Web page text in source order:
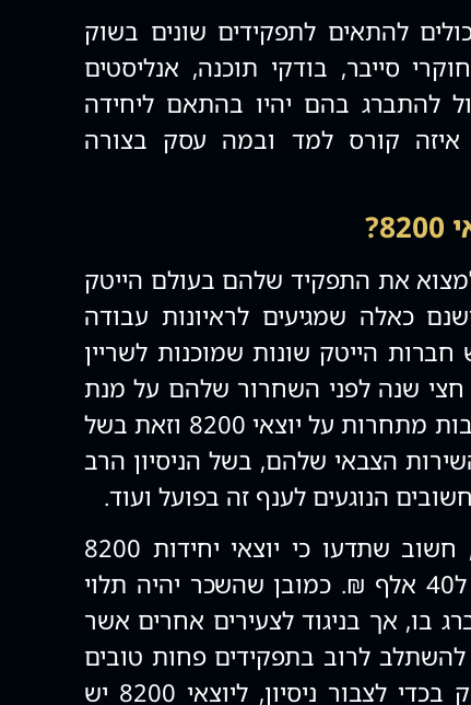
אשר שירתו ב8200 יכולים להתאים לתפקידים שונים בשוק
סייבר, בודקי תוכנה, אנליסטים
להתברג בהם יהיו בהתאם ליחידה
שירת ב8200 וכן איזה קורס למד ובמה עסק בצורה
מצליחים למצוא את התפקיד שלהם בעולם הייטק
כאלה שמגיעים לראיונות עבודה
חברות הייטק שונות שמוכנות לשריין
שנה לפני השחרור שלהם על מנת
שיעבדו אצלם. חברות הייטק רבות מתחרות על יוצאי 8200 וזאת בשל
הצבאי שלהם, בשל הניסיון הרב
הנוגעים לענף זה בפועל ועוד.
לגבי כמה מרוויח יוצא 8200, חשוב שתדעו כי יוצאי יחידות 8200
ירוויחו כשכר התחלתי בין 30 ל40 אלף ₪. כמובן שהשכר יהיה תלוי
בו, אך בניגוד לצעירים אחרים אשר
להשתלב לרוב בתפקידים פחות טובים
ולקבל משכורת נמוכה יותר רק בכדי לצבור ניסיון, ליוצאי 8200 יש